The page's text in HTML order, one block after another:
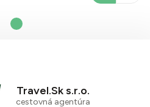
Travel.Sk s.r.o.
cestovná agentúra